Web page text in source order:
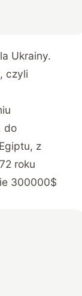
Ukrainy.
czyli
do
z
roku
300000$